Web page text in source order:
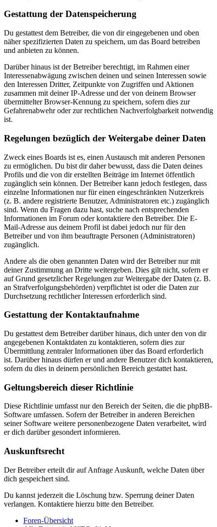
Gestattung der Datenspeicherung
Du gestattest dem Betreiber, die von dir eingegebenen und oben
näher spezifizierten Daten zu speichern, um das Board betreiben
und anbieten zu können.
Darüber hinaus ist der Betreiber berechtigt, im Rahmen einer
Interessenabwägung zwischen deinen und seinen Interessen sowie
den Interessen Dritter, Zeitpunkte von Zugriffen und Aktionen
zusammen mit deiner IP-Adresse und der von deinem Browser
übermittelter Browser-Kennung zu speichern, sofern dies zur
Gefahrenabwehr oder zur rechtlichen Nachverfolgbarkeit notwendig
ist.
Regelungen bezüglich der Weitergabe deiner Daten
Zweck eines Boards ist es, einen Austausch mit anderen Personen
zu ermöglichen. Du bist dir daher bewusst, dass die Daten deines
Profils und die von dir erstellten Beiträge im Internet öffentlich
zugänglich sein können. Der Betreiber kann jedoch festlegen, dass
einzelne Informationen nur für einen eingeschränkten Nutzerkreis
(z. B. andere registrierte Benutzer, Administratoren etc.) zugänglich
sind. Wenn du Fragen dazu hast, suche nach entsprechenden
Informationen im Forum oder kontaktiere den Betreiber. Die E-
Mail-Adresse aus deinem Profil ist dabei jedoch nur für den
Betreiber und von ihm beauftragte Personen (Administratoren)
zugänglich.
Andere als die oben genannten Daten wird der Betreiber nur mit
deiner Zustimmung an Dritte weitergeben. Dies gilt nicht, sofern er
auf Grund gesetzlicher Regelungen zur Weitergabe der Daten (z. B.
an Strafverfolgungsbehörden) verpflichtet ist oder die Daten zur
Durchsetzung rechtlicher Interessen erforderlich sind.
Gestattung der Kontaktaufnahme
Du gestattest dem Betreiber darüber hinaus, dich unter den von dir
angegebenen Kontaktdaten zu kontaktieren, sofern dies zur
Übermittlung zentraler Informationen über das Board erforderlich
ist. Darüber hinaus dürfen er und andere Benutzer dich kontaktieren,
sofern du dies in deinem persönlichen Bereich gestattet hast.
Geltungsbereich dieser Richtlinie
Diese Richtlinie umfasst nur den Bereich der Seiten, die die phpBB-
Software umfassen. Sofern der Betreiber in anderen Bereichen
seiner Software weitere personenbezogene Daten verarbeitet, wird
er dich darüber gesondert informieren.
Auskunftsrecht
Der Betreiber erteilt dir auf Anfrage Auskunft, welche Daten über
dich gespeichert sind.
Du kannst jederzeit die Löschung bzw. Sperrung deiner Daten
verlangen. Kontaktiere hierzu bitte den Betreiber.
Foren-Übersicht